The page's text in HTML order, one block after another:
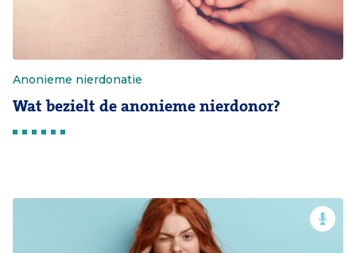
Anonieme nierdonatie
Wat bezielt de anonieme nierdonor?